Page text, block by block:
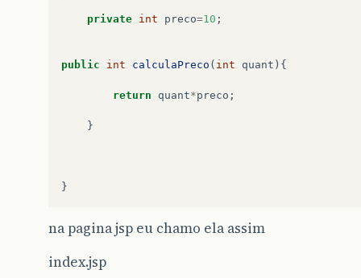
private int preco=10 ;
public int calculaPreco ( int quant ){
return quant*preco ;
}
}
na pagina jsp eu chamo ela assim
index.jsp